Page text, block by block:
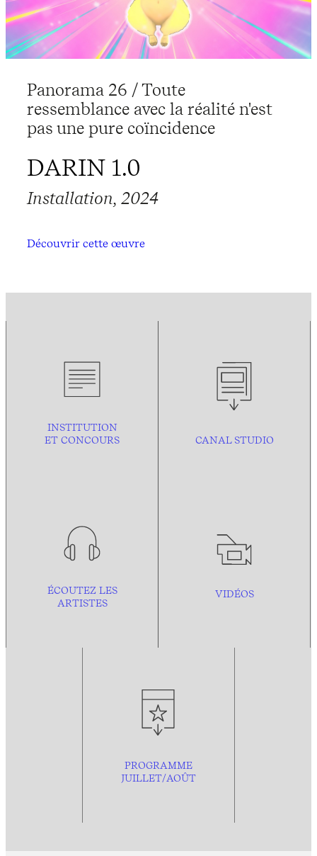
Panorama 26 / Toute
ressemblance avec la réalité n'est
pas une pure coïncidence
DARIN 1.0
Installation, 2024
Découvrir cette œuvre
INSTITUTION
ET CONCOURS
CANAL STUDIO
ÉCOUTEZ LES
ARTISTES
VIDÉOS
PROGRAMME
JUILLET/AOÛT